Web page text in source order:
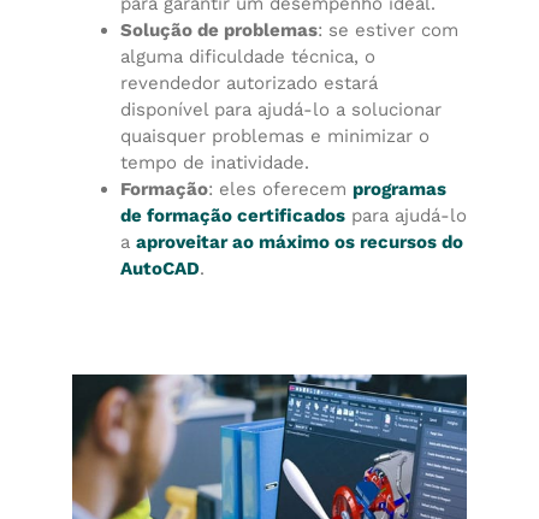
Solução de problemas: se estiver com
alguma dificuldade técnica, o
revendedor autorizado estará
disponível para ajudá-lo a solucionar
quaisquer problemas e minimizar o
tempo de inatividade.
Formação: eles oferecem programas
de formação certificados para ajudá-lo
a aproveitar ao máximo os recursos do
AutoCAD.